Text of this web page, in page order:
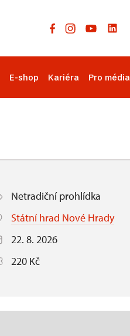
E-shop Kariéra Pro média
Netradiční prohlídka
Státní hrad Nové Hrady
22. 8. 2026
220 Kč